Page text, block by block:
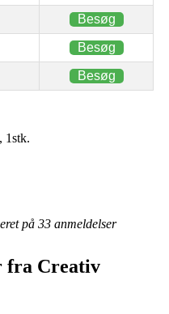
Besøg
Besøg
Besøg
1stk.
på 33 anmeldelser
fra Creativ